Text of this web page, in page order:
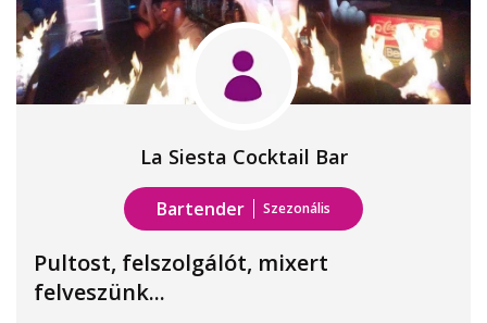
La Siesta Cocktail Bar
Bartender Szezonális
Pultost, felszolgálót, mixert
felveszünk...